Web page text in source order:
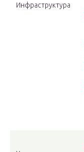
Инфраструктура